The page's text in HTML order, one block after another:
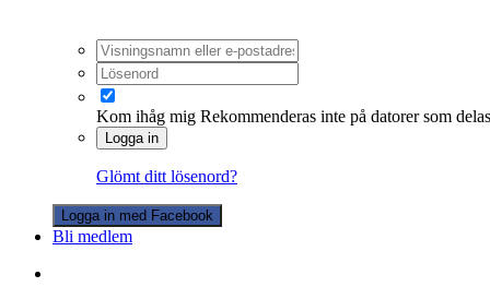
Kom ihåg mig Rekommenderas inte på datorer som
Logga in
Glömt ditt lösenord?
Logga in med Facebook
Bli medlem